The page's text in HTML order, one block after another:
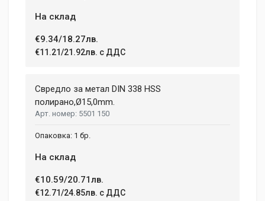
На склад
€9.34/18.27лв.
€11.21/21.92лв. с ДДС
Свредло за метал DIN 338 HSS
полиранo,Ø15,0mm.
5501 150
1 бр.
На склад
€10.59/20.71лв.
€12.71/24.85лв. с ДДС